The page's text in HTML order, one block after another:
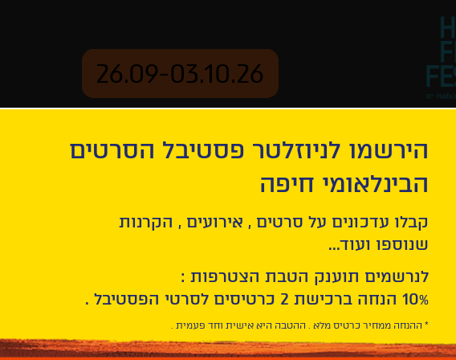
26.09-03.10.26
הירשמו לניוזלטר פסטיבל הסרטים
הבינלאומי חיפה
קבלו עדכונים על סרטים , אירועים , הקרנות
שנוספו ועוד...
לנרשמים תוענק הטבת הצטרפות :
10% הנחה ברכישת 2 כרטיסים לסרטי הפסטיבל .
* ההנחה ממחיר כרטיס מלא . ההטבה היא אישית וחד פעמית .